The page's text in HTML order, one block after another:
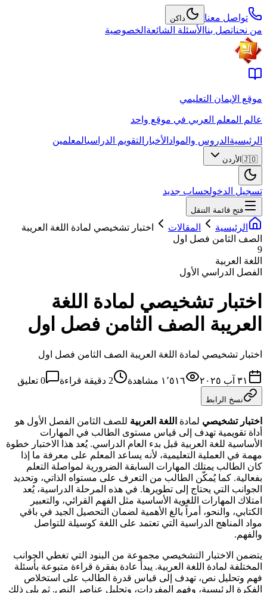
تواصل معنا داكن
من نحناتصل بنا الأسئلة الشائعة الخصوصية
موقع الإيمان التعليمي
عالم المعلم العربي في موقع واحد
الرئيسية الدروس والمواد الأخبار التقويم الدراسيالمعلمين
🇯🇴 الأردن
تسجيل الدخولحساب جديد
فتح قائمة التنقل
الرئيسية المقالات
اختبار تشخيصي لمادة اللغة العريبة
الصف الثامن فصل اول
9
اللغة العربية
الفصل الدراسي الأول
اختبار تشخيصي لمادة اللغة
العريبة الصف الثامن فصل اول
اختبار تشخيصي لمادة اللغة العريبة الصف الثامن فصل اول
٣١ آب ٢٠٢٥ ١٬٥١٦ مشاهدة 2 دقيقة قراءة 0 تعليق
نسخ الرابط
اختبار تشخيصي لمادة اللغة العربية للصف الثامن الفصل الأول هو
أداة تقويمية تهدف إلى قياس مستوى الطالب في المهارات
الأساسية للغة العربية قبل بدء العام الدراسي. يُعد هذا الاختبار خطوة
مهمة في العملية التعليمية، لأنه يساعد المعلم على معرفة ما إذا
كان الطالب يمتلك المهارات السابقة الضرورية لمواصلة التعلم
بفعالية. كما يُمكّن الطالب من التعرف على مستواه الذاتي، وتحديد
الجوانب التي يحتاج إلى تطويرها. في هذه المرحلة الدراسية، يُعد
امتلاك المهارات اللغوية الأساسية مثل الفهم القرائي، والتعبير
الكتابي، والنحو، أمراً بالغ الأهمية لضمان التحصيل الجيد في باقي
مواد المناهج الدراسية التي تعتمد على اللغة كوسيلة للتواصل
والفهم.
يتضمن الاختبار التشخيصي مجموعة من البنود التي تغطي الجوانب
المختلفة لمادة اللغة العربية. يبدأ عادة بفقرة قراءة متبوعة بأسئلة
فهم وتحليل نص، تهدف إلى قياس قدرة الطالب على استخلاص
الفكرة الرئيسية، وفهم المفردات، وتحليل عناصر النص. ثم يلي ذلك